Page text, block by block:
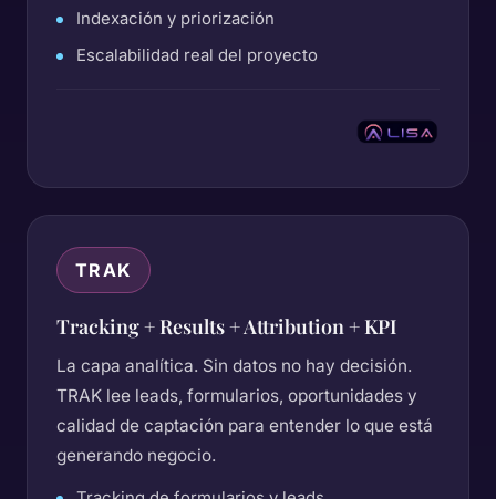
Indexación y priorización
Escalabilidad real del proyecto
TRAK
Tracking + Results + Attribution + KPI
La capa analítica. Sin datos no hay decisión.
TRAK lee leads, formularios, oportunidades y
calidad de captación para entender lo que está
generando negocio.